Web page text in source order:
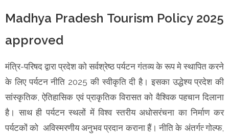
Madhya Pradesh Tourism Policy 2025
approved
मंत्रि-परिषद द्वारा प्रदेश को सर्वश्रेष्ठ पर्यटन गंतव्य के रूप मे स्थापित करने
के लिए पर्यटन नीति 2025 की स्वीकृति दी है। इसका उद्धेश्य प्रदेश की
सांस्कृतिक, ऐतिहासिक एवं प्राकृतिक विरासत को वैश्विक पहचान दिलाना
है। साथ ही पर्यटन स्थलों में विश्व स्तरीय अधोसरंचना का निर्माण कर
पर्यटकों को अविस्मरणीय अनुभव प्रदान कराना हैं। नीति के अंतर्गत्‍ गोल्फ,